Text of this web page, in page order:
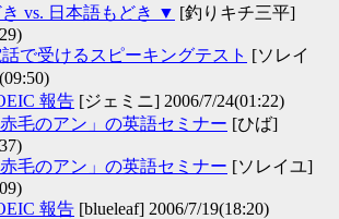
vs. 日本語もどき ▼ [釣りキチ三平]
で受けるスピーキングテスト [ソレイ
報告 [ジェミニ] 2006/7/24(01:22)
毛のアン」の英語セミナー [ひば]
毛のアン」の英語セミナー [ソレイユ]
報告 [blueleaf] 2006/7/19(18:20)